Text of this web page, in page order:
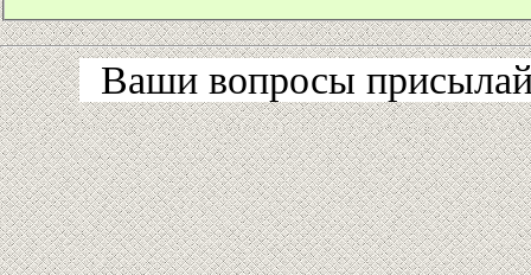
Ваши вопросы